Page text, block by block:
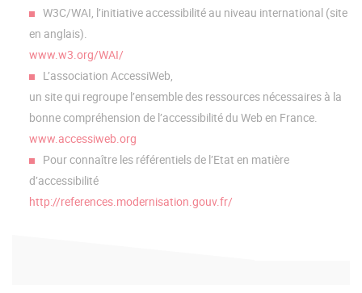
W3C/WAI, l’initiative accessibilité au niveau international (site
en anglais).
www.w3.org/WAI/
L’association AccessiWeb,
un site qui regroupe l’ensemble des ressources nécessaires à la
bonne compréhension de l’accessibilité du Web en France.
www.accessiweb.org
Pour connaître les référentiels de l’Etat en matière
d’accessibilité
http://references.modernisation.gouv.fr/